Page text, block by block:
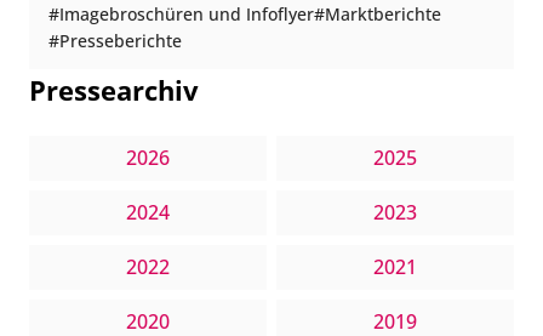
Imagebroschüren und Infoflyer Marktberichte
Presseberichte
Pressearchiv
2026 2025
2024 2023
2022 2021
2020 2019